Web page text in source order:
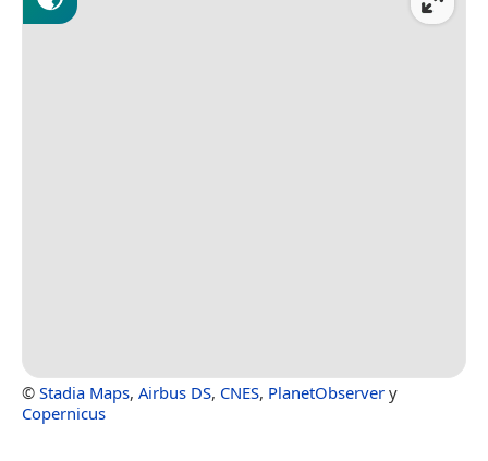
© Stadia Maps, Airbus DS, CNES, PlanetObserver y
Copernicus